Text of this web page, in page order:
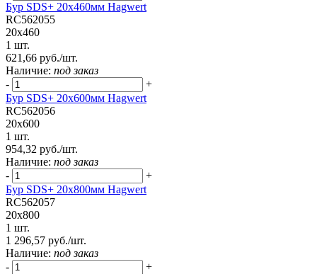
Бур SDS+ 20х460мм Hagwert
RC562055
20x460
1 шт.
621,66 руб./шт.
Наличие: под заказ
-
+
Бур SDS+ 20х600мм Hagwert
RC562056
20x600
1 шт.
954,32 руб./шт.
Наличие: под заказ
-
+
Бур SDS+ 20х800мм Hagwert
RC562057
20x800
1 шт.
1 296,57 руб./шт.
Наличие: под заказ
-
+